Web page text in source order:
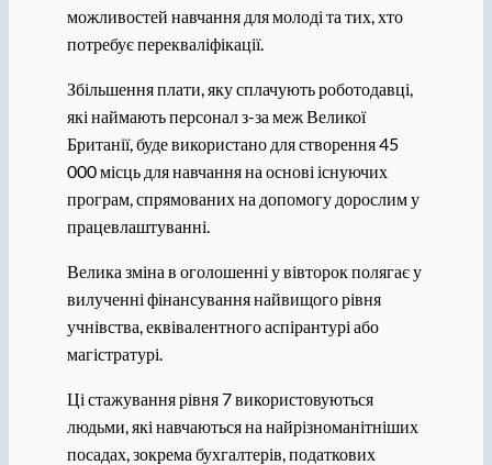
можливостей навчання для молоді та тих, хто
потребує перекваліфікації.
Збільшення плати, яку сплачують роботодавці,
які наймають персонал з-за меж Великої
Британії, буде використано для створення 45
000 місць для навчання на основі існуючих
програм, спрямованих на допомогу дорослим у
працевлаштуванні.
Велика зміна в оголошенні у вівторок полягає у
вилученні фінансування найвищого рівня
учнівства, еквівалентного аспірантурі або
магістратурі.
Ці стажування рівня 7 використовуються
людьми, які навчаються на найрізноманітніших
посадах, зокрема бухгалтерів, податкових